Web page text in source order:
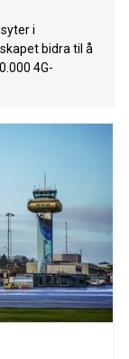
i
bidra til å
4G-